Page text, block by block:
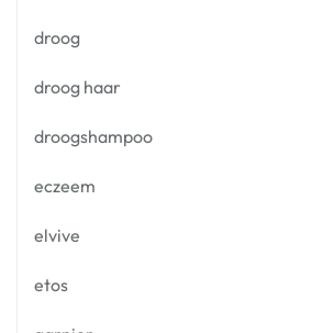
droog
droog haar
droogshampoo
eczeem
elvive
etos